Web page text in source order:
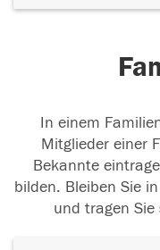
In einem
Mitglieder einer
Bekannte
bilden. Bleiben Sie
und tragen